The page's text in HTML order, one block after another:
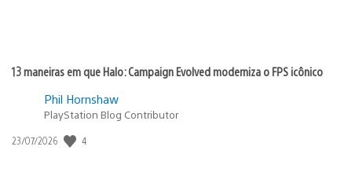
13 maneiras em que Halo: Campaign Evolved moderniza o FPS icônico
Phil Hornshaw
PlayStation Blog Contributor
Data
23/07/2026 4